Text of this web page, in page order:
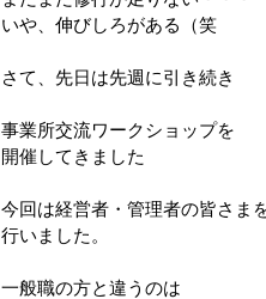
いや、伸びしろがある（笑
さて、先日は先週に引き続き
事業所交流ワークショップを
開催してきました
今回は経営者・管理者の皆さま
行いました。
一般職の方と違うのは